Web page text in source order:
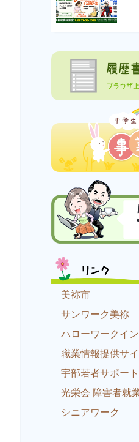
履歴
ブラウザ
リンク
美祢市
サンワーク美祢
ハローワークイ
職業情報提供サ
宇部若者サポー
光栄会 障害者就
シニアワーク